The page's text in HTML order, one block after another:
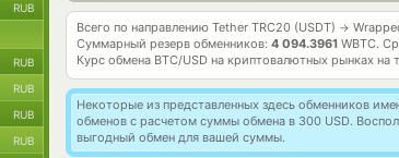
Всего по направлению Tether TRC20 (USDT) →
Суммарный резерв обменников: 4 094.3961 WBTC.
Курс обмена BTC/USD на криптовалютных рынках на
Некоторые из представленных здесь обменников
обменов с расчетом суммы обмена в 300 USD.
выгодный обмен для вашей суммы.
RUB
RUB
RUB
RUB
RUB